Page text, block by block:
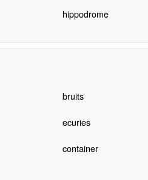
hippodrome
bruits
ecuries
container